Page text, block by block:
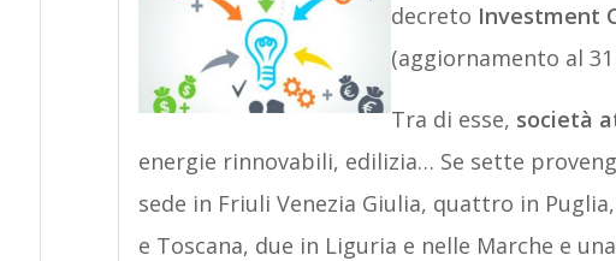
decreto Investment
(aggiornamento al
Tra di esse, società
energie rinnovabili, edilizia… Se sette
sede in Friuli Venezia Giulia, quattro in
e Toscana, due in Liguria e nelle Marche e